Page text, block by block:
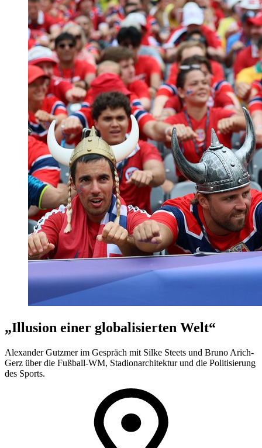
„Illusion einer globalisierten Welt“
Alexander Gutzmer im Gespräch mit Silke Steets und Bruno Arich-
Gerz über die Fußball-WM, Stadionarchitektur und die Politisierung
des Sports.